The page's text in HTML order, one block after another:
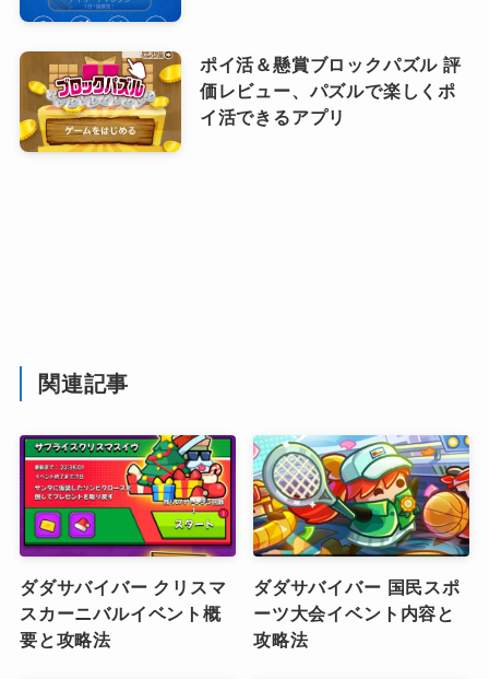
ポイ活＆懸賞ブロックパズル 評
価レビュー、パズルで楽しくポ
イ活できるアプリ
関連記事
ダダサバイバー クリスマ
スカーニバルイベント概
要と攻略法
ダダサバイバー 国民スポ
ーツ大会イベント内容と
攻略法